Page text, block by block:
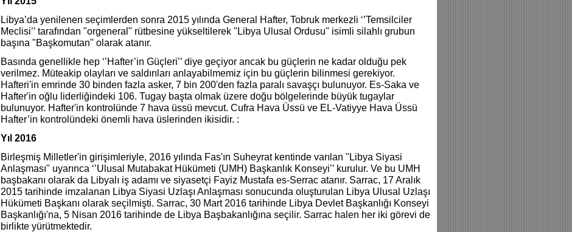
Libya’da yenilenen seçimlerden sonra 2015 yılında General Hafter, Tobruk merkezli ‘’Temsilciler
Meclisi’’ tarafından "orgeneral" rütbesine yükseltilerek "Libya Ulusal Ordusu" isimli silahlı grubun
başına "Başkomutan" olarak atanır.
Basında genellikle hep ‘’Hafter’in Güçleri’’ diye geçiyor ancak bu güçlerin ne kadar olduğu pek
verilmez. Müteakip olayları ve saldırıları anlayabilmemiz için bu güçlerin bilinmesi gerekiyor.
Hafteri'in emrinde 30 binden fazla asker, 7 bin 200'den fazla paralı savaşçı bulunuyor. Es-Saka ve
Hafter'in oğlu liderliğindeki 106. Tugay başta olmak üzere doğu bölgelerinde büyük tugaylar
bulunuyor. Hafter'in kontrolünde 7 hava üssü mevcut. Cufra Hava Üssü ve EL-Vatiyye Hava Üssü
Hafter’in kontrolündeki önemli hava üslerinden ikisidir. :
Yıl 2016
Birleşmiş Milletler'in girişimleriyle, 2016 yılında Fas'ın Suheyrat kentinde varılan "Libya Siyasi
Anlaşması" uyarınca ‘’Ulusal Mutabakat Hükümeti (UMH) Başkanlık Konseyi’’ kurulur. Ve bu UMH
başbakanı olarak da Libyalı iş adamı ve siyasetçi Fayiz Mustafa es-Serrac atanır. Sarrac, 17 Aralık
2015 tarihinde imzalanan Libya Siyasi Uzlaşı Anlaşması sonucunda oluşturulan Libya Ulusal Uzlaşı
Hükümeti Başkanı olarak seçilmişti. Sarrac, 30 Mart 2016 tarihinde Libya Devlet Başkanlığı Konseyi
Başkanlığı'na, 5 Nisan 2016 tarihinde de Libya Başbakanlığına seçilir. Sarrac halen her iki görevi de
birlikte yürütmektedir.